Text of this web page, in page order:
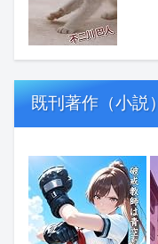
既刊著作（小説）